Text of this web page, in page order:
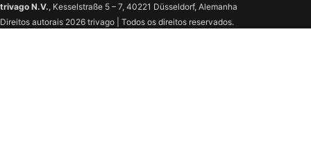
trivago N.V., Kesselstraße 5 – 7, 40221 Düsseldorf, Alemanha
Direitos autorais 2026 trivago | Todos os direitos reservados.